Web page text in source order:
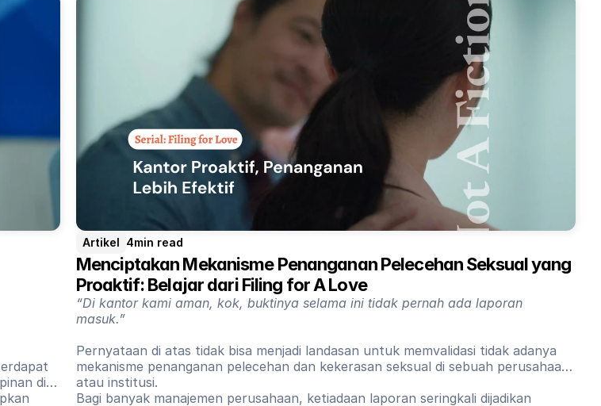
di
Artikel 4min read
Menciptakan Mekanisme Penanganan Pelecehan Seksual yang
Proaktif: Belajar dari Filing for A Love
“Di kantor kami aman, kok, buktinya selama ini tidak pernah ada laporan
masuk.”
Pernyataan di atas tidak bisa menjadi landasan untuk memvalidasi tidak adanya
mekanisme penanganan pelecehan dan kekerasan seksual di sebuah perusahaan
atau institusi.
Bagi banyak manajemen perusahaan, ketiadaan laporan seringkali dijadikan